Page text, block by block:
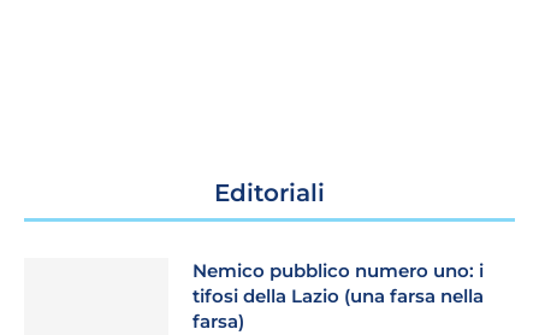
Editoriali
Nemico pubblico numero uno: i
tifosi della Lazio (una farsa nella
farsa)